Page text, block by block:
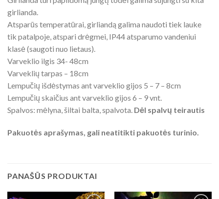
girlianda.
Atsparūs temperatūrai, girliandą galima naudoti tiek lauke
tik patalpoje,atspari drėgmei, IP44 atsparumo vandeniui
klasė (saugoti nuo lietaus).
Varveklio ilgis 34- 48cm
Varveklių tarpas – 18cm
Lempučių išdėstymas ant varveklio gijos 5 – 7 – 8cm
Lempučių skaičius ant varveklio gijos 6 – 9 vnt.
Spalvos: mėlyna, šiltai balta, spalvota. Dėl spalvų teirautis
Pakuotės aprašymas, gali neatitikti pakuotės turinio.
PANAŠŪS PRODUKTAI